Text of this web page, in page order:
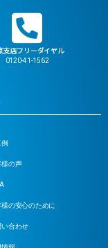
支店フリーダイヤル
0120-41-1562
の声
の安心のために
合わせ